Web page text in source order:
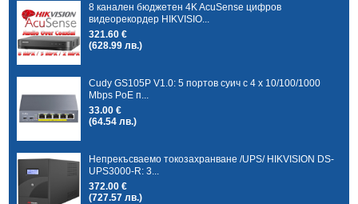
8 канален бюджетен 4K AcuSense цифров
видеорекордер HIKVISIO...
321.60 €
(628.99 лв.)
Cudy GS105P V1.0: 5 портов суич с 4 x 10/100/1000
Mbps PoE п...
33.00 €
(64.54 лв.)
Непрекъсваемо токозахранване /UPS/ HIKVISION DS-
UPS3000-R: 3...
372.00 €
(727.57 лв.)